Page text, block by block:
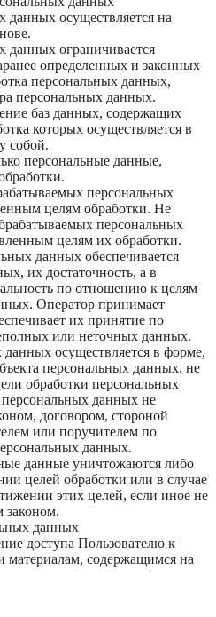
данных осуществляется на
данных ограничивается
определенных и законных
персональных данных,
персональных данных.
баз данных, содержащих
которых осуществляется в
собой.
персональные данные,
персональных
целям обработки. Не
персональных
целям их обработки.
данных обеспечивается
их достаточность, а в
по отношению к целям
Оператор принимает
их принятие по
или неточных данных.
осуществляется в форме,
персональных данных, не
обработки персональных
данных не
договором, стороной
или поручителем по
данных.
данные уничтожаются либо
целей обработки или в случае
этих целей, если иное не
законом.
данных
доступа Пользователю к
содержащимся на